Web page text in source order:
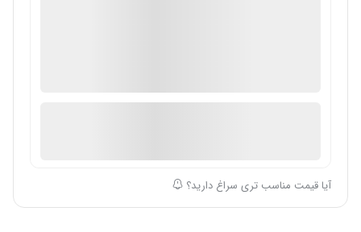
آیا قیمت مناسب تری سراغ دارید؟